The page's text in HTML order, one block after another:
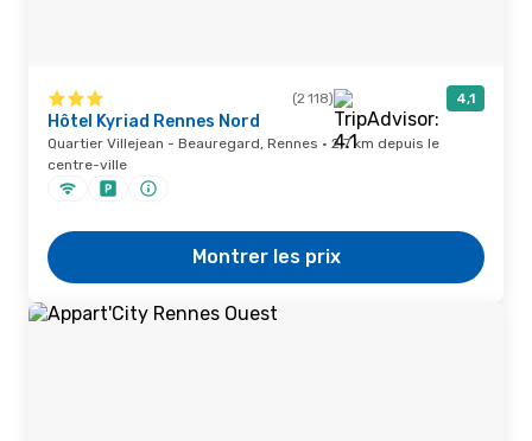
(2 118) 4,1
Hôtel Kyriad Rennes Nord
Quartier Villejean - Beauregard, Rennes · 2,7 km depuis le
centre-ville
Montrer les prix